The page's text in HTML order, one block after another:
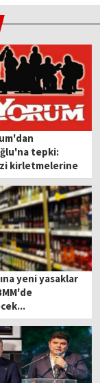
tepki:
kirletmelerine
yeni yasaklar